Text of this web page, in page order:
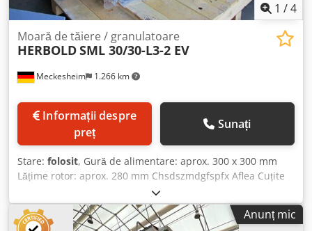
1 /4
Meckesheim 1.266 km
Moară de tăiere / granulatoare
HERBOLDSML 30/30-L3-2 EV
preț
Sunați
Stare: folosit, Gură de alimentare: aprox. 300 x 300 mm
Lățime rotor: aprox. 280 mm Chsdszmdgfspfx Aflea Cuțite
rotor: 3 Cuțite stator: 2 Acționare: 7,5 kW Tăiere dublu
oblică Cu alimentare cu role, dulap electric de comandă și
carcasă antifonică
Anunț mic